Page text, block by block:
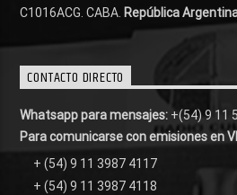
C1016ACG. CABA. República
CONTACTO DIRECTO
Whatsapp para mensajes: +(54) 9 11
Para comunicarse con emisiones en
+ (54) 9 11 3987 4117
+ (54) 9 11 3987 4118